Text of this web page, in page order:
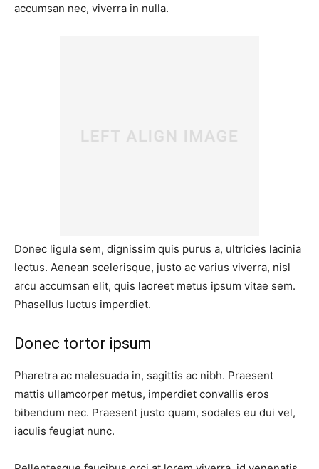
accumsan nec, viverra in nulla.
Donec ligula sem, dignissim quis purus a, ultricies lacinia
lectus. Aenean scelerisque, justo ac varius viverra, nisl
arcu accumsan elit, quis laoreet metus ipsum vitae sem.
Phasellus luctus imperdiet.
Donec tortor ipsum
Pharetra ac malesuada in, sagittis ac nibh. Praesent
mattis ullamcorper metus, imperdiet convallis eros
bibendum nec. Praesent justo quam, sodales eu dui vel,
iaculis feugiat nunc.